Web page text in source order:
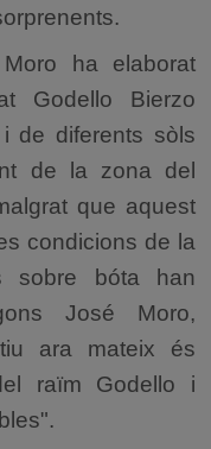
ha elaborat
Godello Bierzo
de diferents sòls
de la zona del
que aquest
condicions de la
sobre bóta han
José Moro,
ara mateix és
raïm Godello i